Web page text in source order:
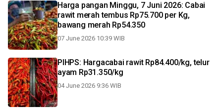
Harga pangan Minggu, 7 Juni 2026: Cabai
rawit merah tembus Rp75.700 per Kg,
bawang merah Rp54.350
07 June 2026 10:39 WIB
PIHPS: Hargacabai rawit Rp84.400/kg, telur
ayam Rp31.350/kg
04 June 2026 9:36 WIB